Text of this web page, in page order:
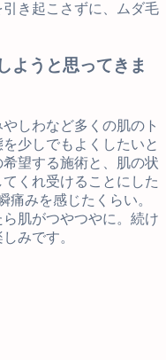
き起こさずに、ムダ毛
ようと思ってきま
しわなど多くの肌のト
少しでもよくしたいと
望する施術と、肌の状
くれ受けることにした
痛みを感じたくらい。
肌がつやつやに。続け
みです。